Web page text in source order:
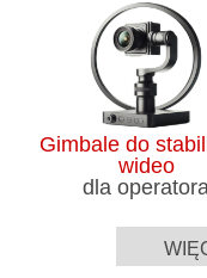
Gimbale do
wideo
dla